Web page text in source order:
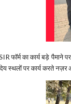
SIR फॉर्म का कार्य बड़े
स्थलों पर कार्य करते